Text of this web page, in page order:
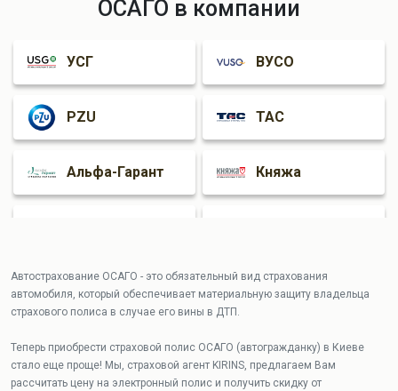
Хмельницкий Ровно
Ивано-
Франковск
ОСАГО в компании
УСГ ВУСО
PZU ТАС
Альфа-Гарант Княжа
Гардиан АРКС
Автострахование ОСАГО - это обязательный вид страхования
автомобиля, который обеспечивает материальную защиту владельца
страхового полиса в случае его вины в ДТП.
Теперь приобрести страховой полис ОСАГО (автогражданку) в Киеве
стало еще проще! Мы, страховой агент KIRINS, предлагаем Вам
рассчитать цену на электронный полис и получить скидку от